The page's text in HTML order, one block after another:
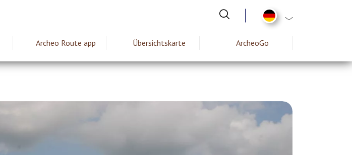
List additional
Archeo Route app Übersichtskarte ArcheoGo